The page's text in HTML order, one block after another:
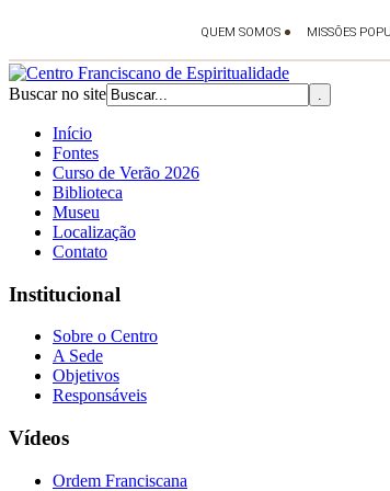
Buscar no site
Início
Fontes
Curso de Verão 2026
Biblioteca
Museu
Localização
Contato
Institucional
Sobre o Centro
A Sede
Objetivos
Responsáveis
Vídeos
Ordem Franciscana